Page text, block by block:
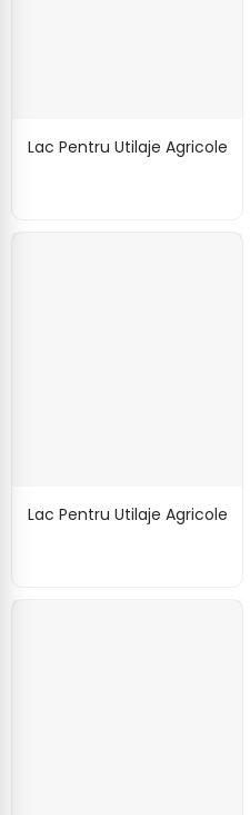
Lac Pentru Utilaje Agricole
Lac Pentru Utilaje Agricole